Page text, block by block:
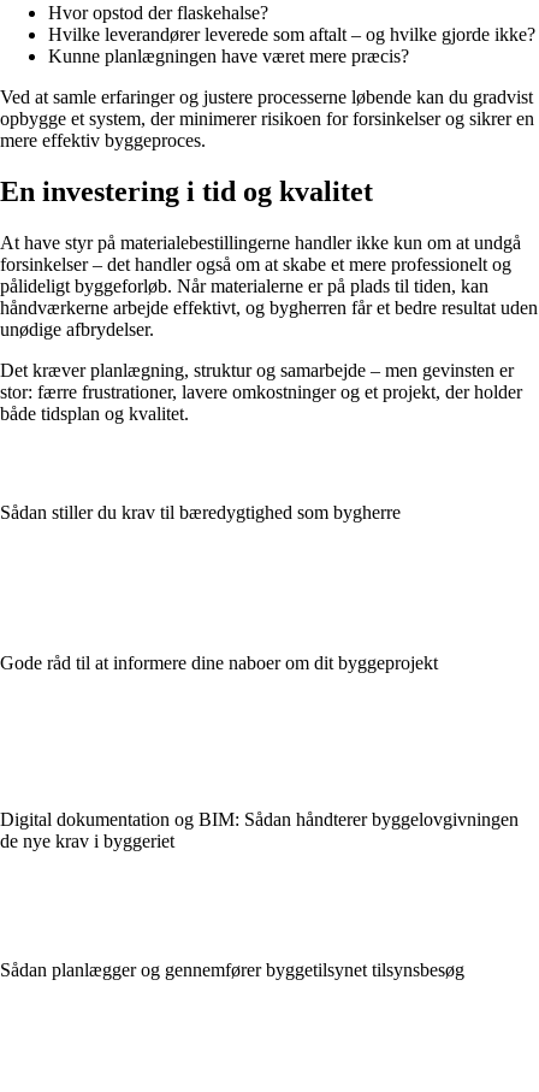
Hvor opstod der flaskehalse?
Hvilke leverandører leverede som aftalt – og hvilke gjorde ikke?
Kunne planlægningen have været mere præcis?
Ved at samle erfaringer og justere processerne løbende kan du gradvist
opbygge et system, der minimerer risikoen for forsinkelser og sikrer en
mere effektiv byggeproces.
En investering i tid og kvalitet
At have styr på materialebestillingerne handler ikke kun om at undgå
forsinkelser – det handler også om at skabe et mere professionelt og
pålideligt byggeforløb. Når materialerne er på plads til tiden, kan
håndværkerne arbejde effektivt, og bygherren får et bedre resultat uden
unødige afbrydelser.
Det kræver planlægning, struktur og samarbejde – men gevinsten er
stor: færre frustrationer, lavere omkostninger og et projekt, der holder
både tidsplan og kvalitet.
Sådan stiller du krav til bæredygtighed som bygherre
Gode råd til at informere dine naboer om dit byggeprojekt
Digital dokumentation og BIM: Sådan håndterer byggelovgivningen
de nye krav i byggeriet
Sådan planlægger og gennemfører byggetilsynet tilsynsbesøg